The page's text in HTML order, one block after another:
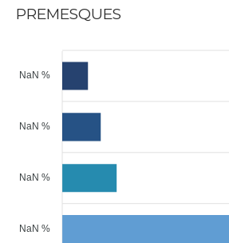
PREMESQUES
NaN %
NaN %
NaN %
NaN %